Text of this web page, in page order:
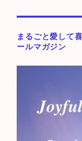
まるごと愛して
ールマガジン